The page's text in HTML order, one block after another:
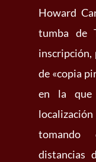
Howard
tumba de
inscripción,
de «copia
en la que
tomando
distancias